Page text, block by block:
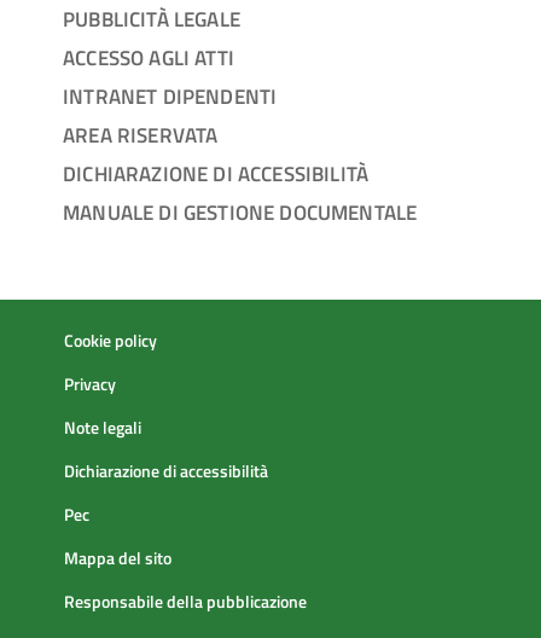
PUBBLICITÀ LEGALE
ACCESSO AGLI ATTI
INTRANET DIPENDENTI
AREA RISERVATA
DICHIARAZIONE DI ACCESSIBILITÀ
MANUALE DI GESTIONE DOCUMENTALE
Cookie policy
Privacy
Note legali
Dichiarazione di accessibilità
Pec
Mappa del sito
Responsabile della pubblicazione